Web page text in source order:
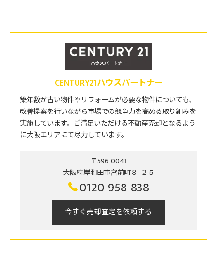
CENTURY21ハウスパートナー
築年数が古い物件やリフォームが必要な物件についても、
改善提案を行いながら市場での競争力を高める取り組みを
実施しています。ご満足いただける不動産売却となるよう
に大阪エリアにて尽力しています。
〒596-0043
大阪府岸和田市宮前町８−２５
0120-958-838
今すぐ売却査定を依頼する